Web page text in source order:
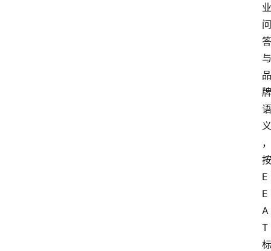
业
问
答
与
品
牌
语
义
，
按
E
E
A
T
标